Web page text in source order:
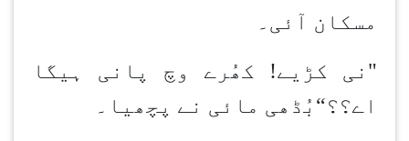
مسکان آئی۔
"نی کڑیے! کھُرے وچ پانی ہیگا
اے؟؟“ بُڈھی مائی نے پچھیا۔